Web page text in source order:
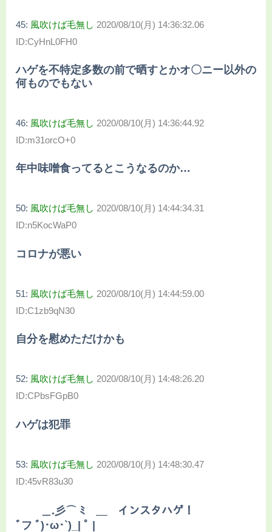
45: 風吹けば毛無し 2020/08/10(月) 14:36:32.06
ID:CyHnL0FH0
ハゲを不特定多数の前で晒すとかオ〇ニー以外の
何ものでもない
46: 風吹けば毛無し 2020/08/10(月) 14:36:44.92
ID:m31orcO+0
年中味噌食ってるとこうなるのか…
50: 風吹けば毛無し 2020/08/10(月) 14:44:34.31
ID:n5KocWaP0
コロナが悪い
51: 風吹けば毛無し 2020/08/10(月) 14:44:59.00
ID:C1zb9qN30
自分を慰めただけかも
52: 風吹けば毛無し 2020/08/10(月) 14:48:26.20
ID:CPbsFGpB0
ハゲは犯罪
53: 風吹けば毛無し 2020/08/10(月) 14:48:30.47
ID:45vR83u30
＿.彡⌒ ﾐ ＿ インスタハゲ！
ﾞフ ﾞ)･ω･`)_| ﾟ |